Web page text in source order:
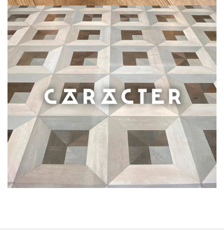
.
Pavimento de madera 100%
producto español
personalizable en colores,
medidas y acabados
Ver colección